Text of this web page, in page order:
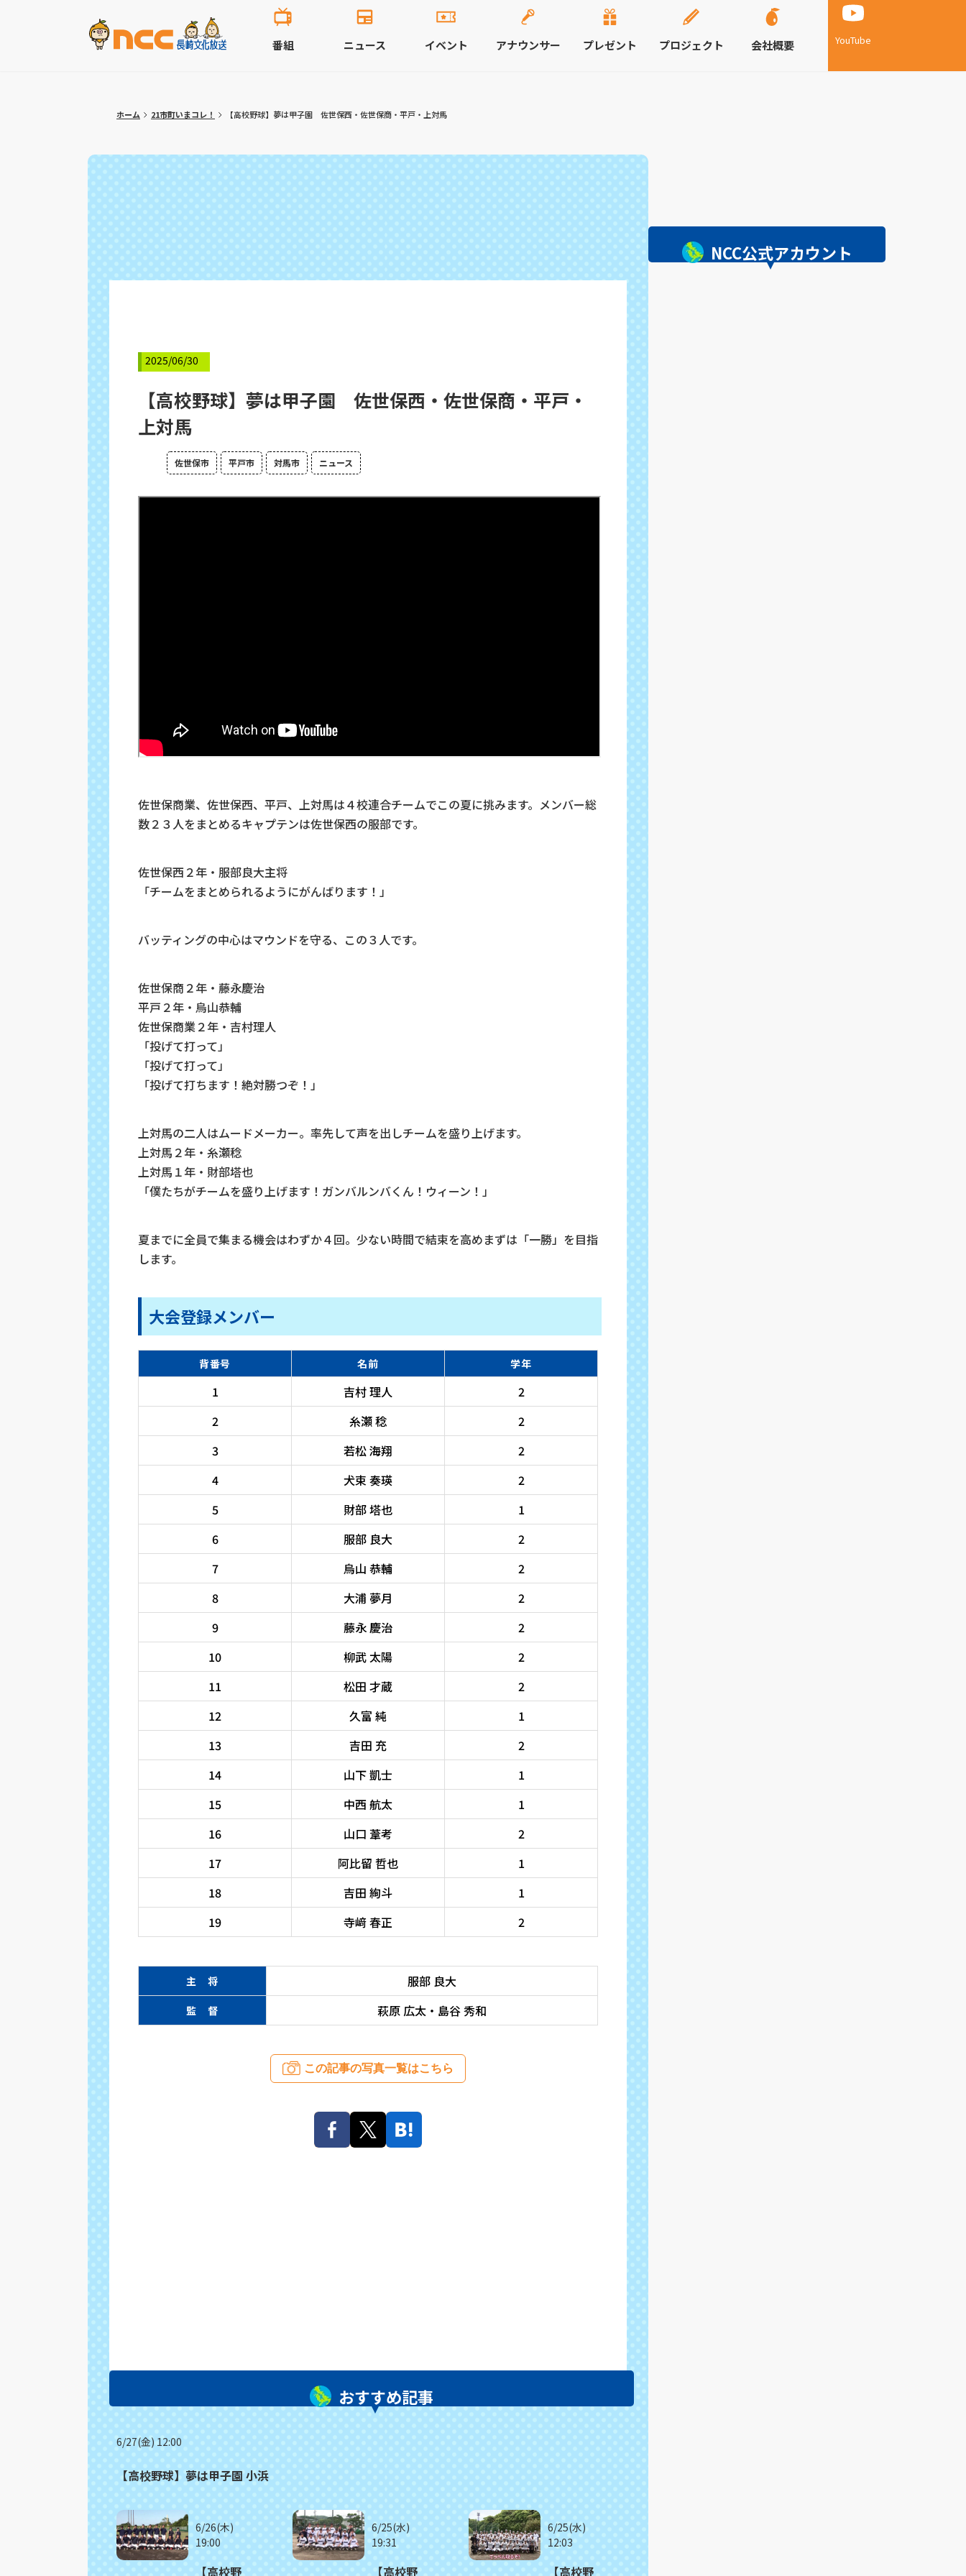
YouTube
番組 ニュース イベント アナウンサー プレゼント プロジェクト 会社概要
ホーム 21市町いまコレ！ 【高校野球】夢は甲子園 佐世保西・佐世保商・平戸・上対馬
2025/06/30
【高校野球】夢は甲子園 佐世保西・佐世保商・平戸・
上対馬
佐世保市 平戸市 対馬市 ニュース
佐世保商業、佐世保西、平戸、上対馬は４校連合チームでこの夏に挑みます。メンバー総
数２３人をまとめるキャプテンは佐世保西の服部です。
佐世保西２年・服部良大主将
「チームをまとめられるようにがんばります！」
バッティングの中心はマウンドを守る、この３人です。
佐世保商２年・藤永慶治
平戸２年・烏山恭輔
佐世保商業２年・吉村理人
「投げて打って」
「投げて打って」
「投げて打ちます！絶対勝つぞ！」
上対馬の二人はムードメーカー。率先して声を出しチームを盛り上げます。
上対馬２年・糸瀬稔
上対馬１年・財部塔也
「僕たちがチームを盛り上げます！ガンバルンバくん！ウィーン！ 」
夏までに全員で集まる機会はわずか４回。少ない時間で結束を高めまずは「一勝」を目指
します。
大会登録メンバー
背番号 名前 学年
1 吉村 理人
2
2
糸瀬 稔
2
3
若松 海翔
2
4
犬束 奏瑛
2
5
財部 塔也
1
6
服部 良大
2
7
烏山 恭輔
2
8
大浦 夢月
2
9
藤永 慶治
2
10
柳武 太陽
2
11
松田 才蔵
2
12
久富 純
1
13
吉田 充
2
14
山下 凱士
1
15
中西 航太
1
16
山口 葦考
2
17
阿比留 哲也
1
18
吉田 絢斗
1
19
寺﨑 春正 2
主 将 服部 良大
監 督 萩原 広太・島谷 秀和
この記事の写真一覧はこちら
おすすめ記事
6/27(金) 12:00
【高校野球】夢は甲子園 小浜
6/26(木)
19:00
【高校野
6/25(水)
19:31
【高校野
6/25(水)
12:03
【高校野
NCC公式アカウント